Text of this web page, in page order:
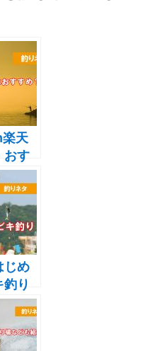
天
おす
心者
ット
較と
じめ
釣り
らサ
とト
ビキ